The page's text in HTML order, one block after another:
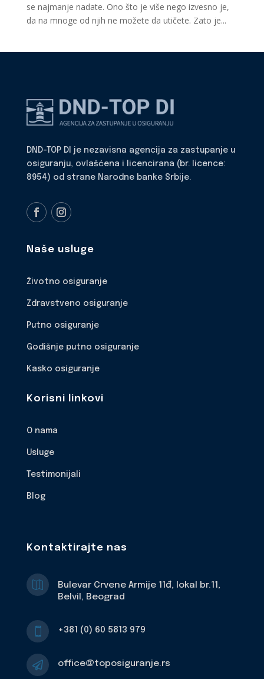
se najmanje nadate. Ono što je više nego izvesno je,
da na mnoge od njih ne možete da utičete. Zato je...
DND-TOP DI je nezavisna agencija za zastupanje u
osiguranju, ovlašćena i licencirana (br. licence:
8954) od strane Narodne banke Srbije.
Naše usluge
Životno osiguranje
Zdravstveno osiguranje
Putno osiguranje
Godišnje putno osiguranje
Kasko osiguranje
Korisni linkovi
O nama
Usluge
Testimonijali
Blog
Kontaktirajte nas

Bulevar Crvene Armije 11đ, lokal br.11,
Belvil, Beograd
 +381 (0) 60 5813 979
 office@toposiguranje.rs